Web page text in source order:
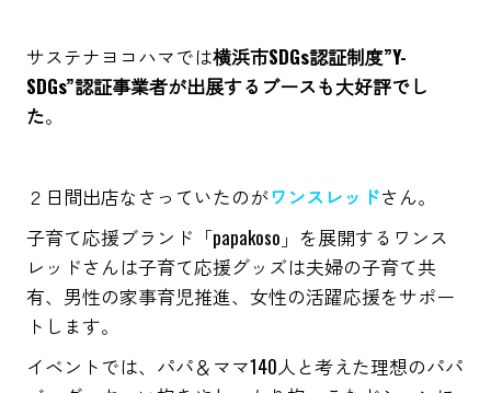
サステナヨコハマでは横浜市SDGs認証制度”Y-
SDGs”認証事業者が出展するブースも大好評でし
た。
２日間出店なさっていたのがワンスレッドさん。
子育て応援ブランド「papakoso」を展開するワンス
レッドさんは子育て応援グッズは夫婦の子育て共
有、男性の家事育児推進、女性の活躍応援をサポー
トします。
イベントでは、パパ＆ママ140人と考えた理想のパパ